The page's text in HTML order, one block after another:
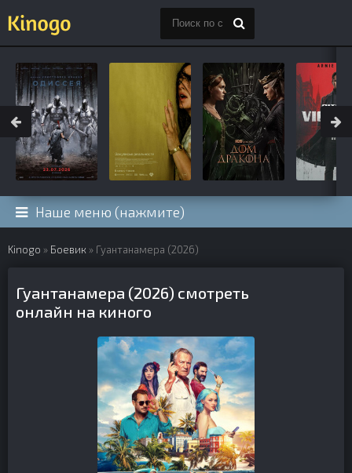
Наше меню (нажмите)
Kinogo » Боевик » Гуантанамера (2026)
Гуантанамера (2026) смотреть
онлайн на киного